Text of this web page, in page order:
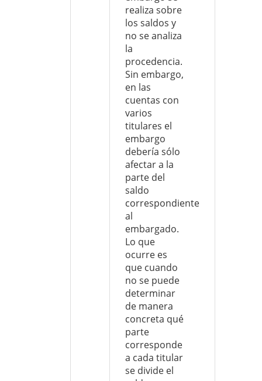
realiza sobre
los saldos y
no se analiza
la
procedencia.
Sin embargo,
en las
cuentas con
varios
titulares el
embargo
debería sólo
afectar a la
parte del
saldo
correspondiente
al
embargado.
Lo que
ocurre es
que cuando
no se puede
determinar
de manera
concreta qué
parte
corresponde
a cada titular
se divide el